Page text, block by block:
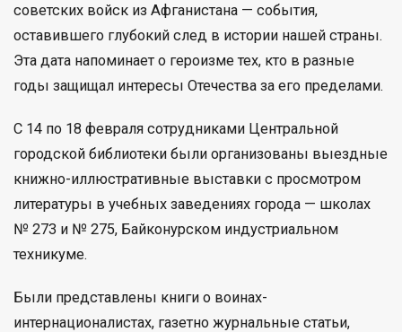
советских войск из Афганистана — события,
оставившего глубокий след в истории нашей страны.
Эта дата напоминает о героизме тех, кто в разные
годы защищал интересы Отечества за его пределами.
С 14 по 18 февраля сотрудниками Центральной
городской библиотеки были организованы выездные
книжно-иллюстративные выставки с просмотром
литературы в учебных заведениях города — школах
№ 273 и № 275, Байконурском индустриальном
техникуме.
Были представлены книги о воинах-
интернационалистах, газетно журнальные статьи,